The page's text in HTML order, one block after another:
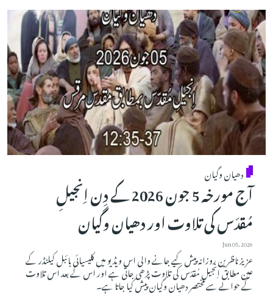
دھیان وگیان
آج مورخہ 5 جون 2026 کے دِن اِنجیلِ
مُقدّس کی تلاوت اور دھیان وگیان
Jun 05, 2026
عزیز ناظرین روزانہ پیش کیے جانے والی اس ویڈیو میں کلیسیائی بائبل کیلنڈر کے
عین مطابق اِنجیلِ مُقدّس کی تلاوت پڑھی جاتی ہے اور اس کے بعد اس تلاوت
کے حوالے سے مختصر دھیان وگیان پیش کیا جاتا ہے۔